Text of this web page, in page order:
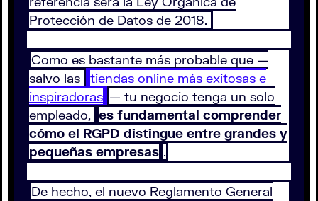
Protección de Datos de 2018.
Como es bastante más probable que —
salvo las
tiendas online más exitosas e
inspiradoras — tu negocio tenga un solo
empleado, es fundamental comprender
cómo el RGPD distingue entre grandes y
pequeñas empresas .
De hecho, el nuevo Reglamento General